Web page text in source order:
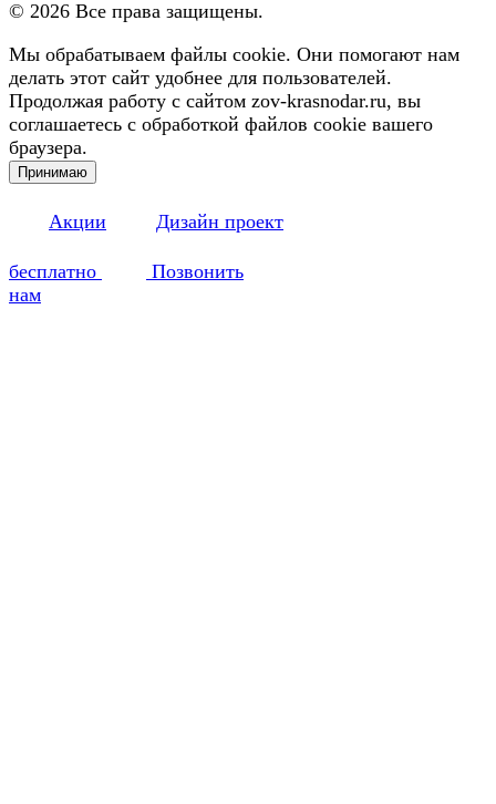
© 2026 Все права защищены.
Мы обрабатываем файлы cookie. Они помогают нам
делать этот сайт удобнее для пользователей.
Продолжая работу с сайтом zov-krasnodar.ru, вы
соглашаетесь с обработкой файлов cookie вашего
браузера.
Принимаю
Акции Дизайн проект
бесплатно
Позвонить
нам